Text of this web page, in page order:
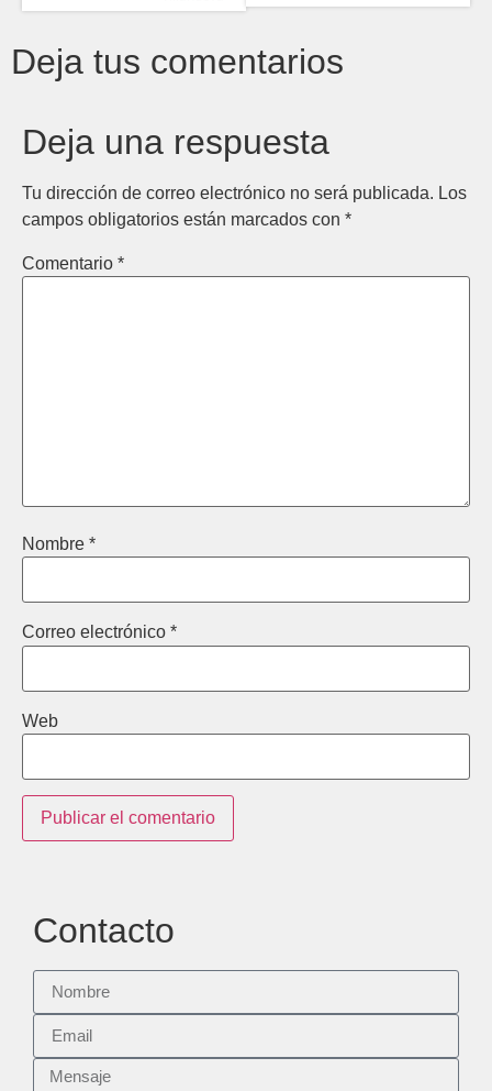
Deja tus comentarios
Deja una respuesta
Tu dirección de correo electrónico no será publicada. Los
campos obligatorios están marcados con *
Comentario *
Nombre *
Correo electrónico *
Web
Contacto